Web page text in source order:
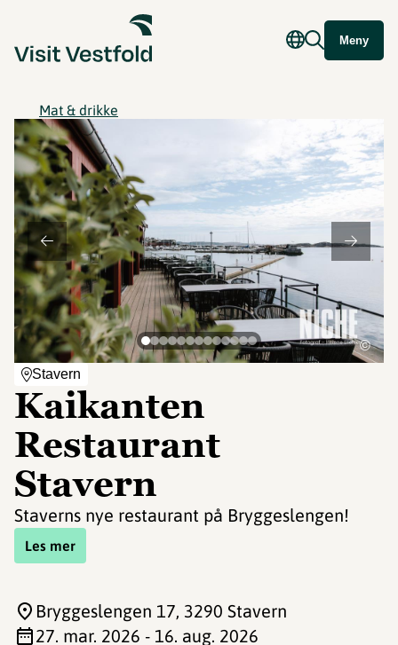
Meny
Mat & drikke
Stavern
Kaikanten
Restaurant
Stavern
Staverns nye restaurant på Bryggeslengen!
Les mer
©
Bryggeslengen 17, 3290 Stavern
27. mar. 2026 - 16. aug. 2026